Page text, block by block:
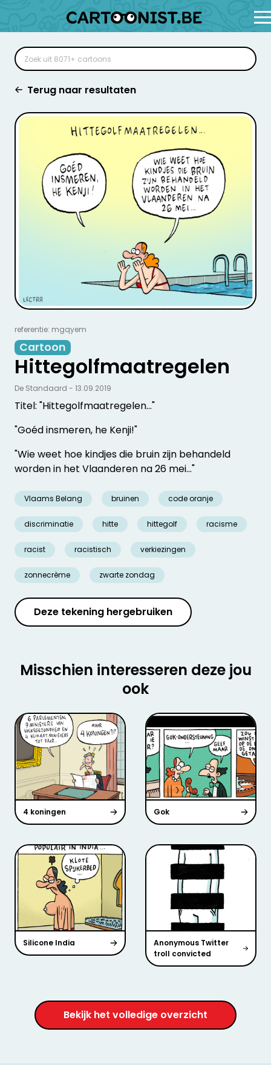
Terug naar resultaten
referentie: mgqyem
Cartoon
Hittegolfmaatregelen
Titel: "Hittegolfmaatregelen..."
"Goéd insmeren, he Kenji!"
"Wie weet hoe kindjes die bruin zijn behandeld
worden in het Vlaanderen na 26 mei..."
Vlaams Belang bruinen code oranje
discriminatie hitte hittegolf racisme
racist racistisch verkiezingen
zonnecrème zwarte zondag
De Standaard - 13.09.2019
Deze tekening hergebruiken
Misschien interesseren deze jou
ook
4 koningen Gok
Silicone India
Anonymous Twitter
troll convicted
Bekijk het volledige overzicht